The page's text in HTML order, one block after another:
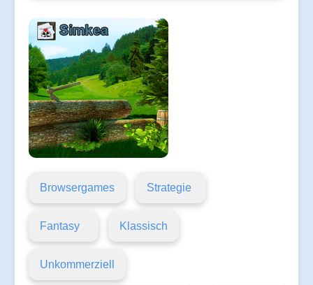
Browsergames Strategie
Fantasy Klassisch
Unkommerziell